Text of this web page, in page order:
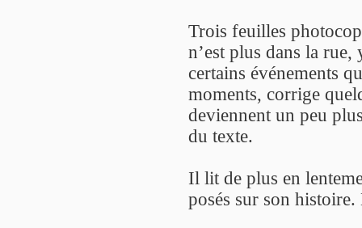
Trois feuilles
n’est plus dans la
certains événements
moments, corrige
deviennent un peu
du texte.
Il lit de plus en
posés sur son